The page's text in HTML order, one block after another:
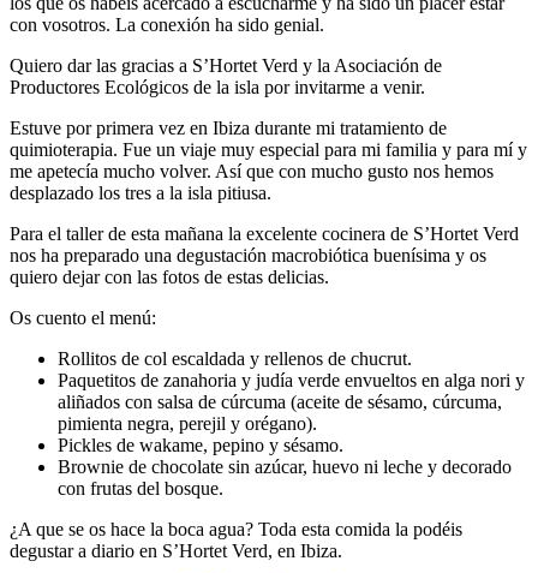
con vosotros. La conexión ha sido genial.
Quiero dar las gracias a S’Hortet Verd y la Asociación de
Productores Ecológicos de la isla por invitarme a venir.
Estuve por primera vez en Ibiza durante mi tratamiento de
quimioterapia. Fue un viaje muy especial para mi familia y para mí y
me apetecía mucho volver. Así que con mucho gusto nos hemos
desplazado los tres a la isla pitiusa.
Para el taller de esta mañana la excelente cocinera de S’Hortet Verd
nos ha preparado una degustación macrobiótica buenísima y os
quiero dejar con las fotos de estas delicias.
Os cuento el menú:
Rollitos de col escaldada y rellenos de chucrut.
Paquetitos de zanahoria y judía verde envueltos en alga nori y
aliñados con salsa de cúrcuma (aceite de sésamo, cúrcuma,
pimienta negra, perejil y orégano).
Pickles de wakame, pepino y sésamo.
Brownie de chocolate sin azúcar, huevo ni leche y decorado
con frutas del bosque.
¿A que se os hace la boca agua? Toda esta comida la podéis
degustar a diario en S’Hortet Verd, en Ibiza.